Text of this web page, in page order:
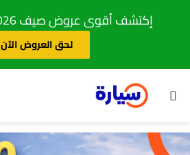
إكتشف أقوى عروض صيف 2026 كاش وتمويل
لحق العروض الآن
بحث عن